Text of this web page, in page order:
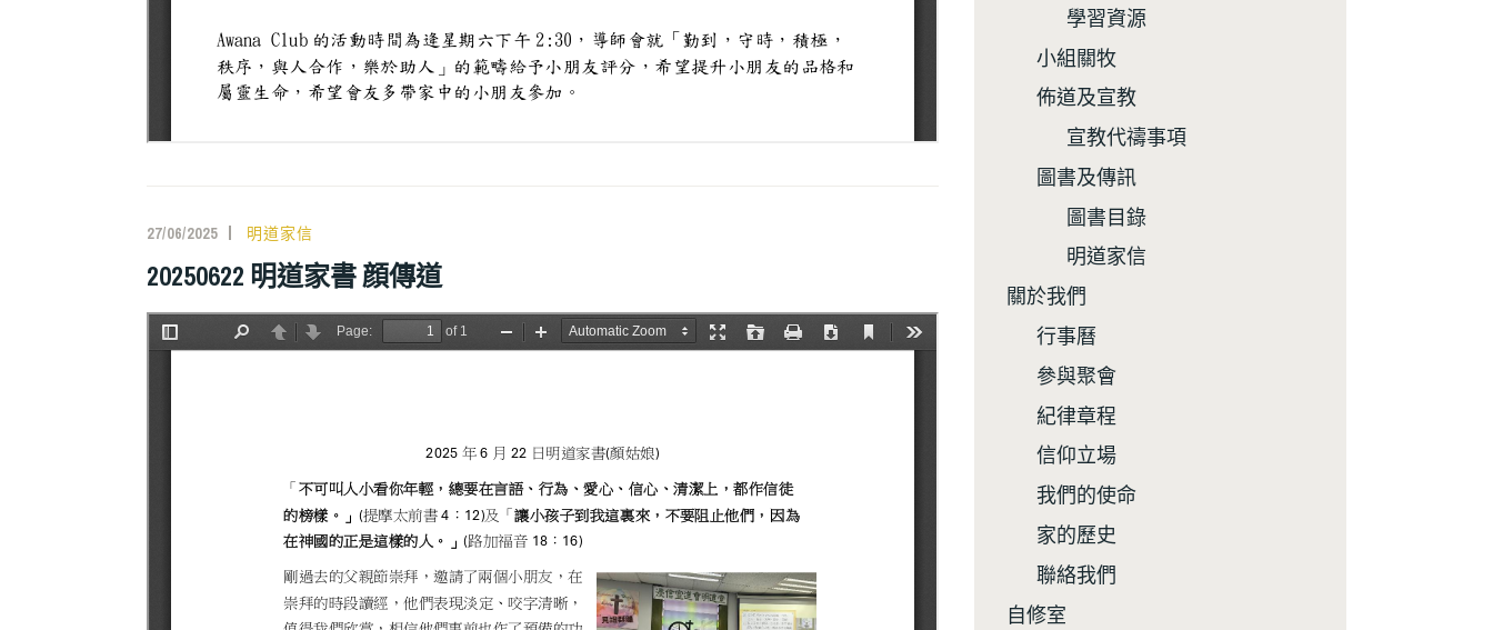
27/06/2025 明道家信
20250622 明道家書 顔傳道
學習資源
小組關牧
佈道及宣教
宣教代禱事項
圖書及傳訊
圖書目錄
明道家信
關於我們
行事曆
參與聚會
紀律章程
信仰立場
我們的使命
家的歷史
聯絡我們
自修室